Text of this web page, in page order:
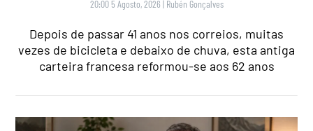
20:00 5 Agosto, 2026 | Rubén Gonçalves
Depois de passar 41 anos nos correios, muitas
vezes de bicicleta e debaixo de chuva, esta antiga
carteira francesa reformou-se aos 62 anos